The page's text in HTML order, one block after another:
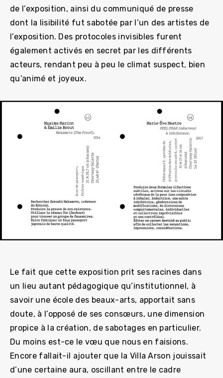
de l’exposition, ainsi du communiqué de presse
dont la lisibilité fut sabotée par l’un des artistes de
l’exposition. Des protocoles invisibles furent
également activés en secret par les différents
acteurs, rendant peu à peu le climat suspect, bien
qu’animé et joyeux.
Le fait que cette exposition prit ses racines dans
un lieu autant pédagogique qu’institutionnel, à
savoir une école des beaux-arts, apportait sans
doute, à l’opposé de ses consœurs, une dimension
propice à la création, de sabotages en particulier.
Du moins est-ce le vœu que nous en faisions.
Encore fallait-il ajouter que la Villa Arson jouissait
d’une certaine aura, oscillant entre le cadre